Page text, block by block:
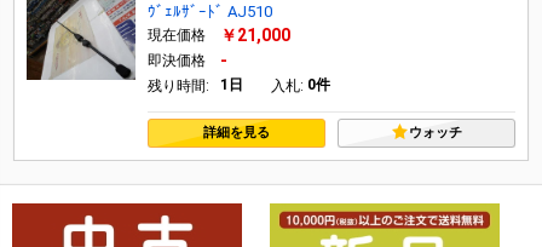
ｳﾞｪﾙｻﾞｰﾄﾞ AJ510
現在価格 ￥21,000
即決価格 -
残り時間: 1日 入札: 0件
詳細を見る ウォッチ